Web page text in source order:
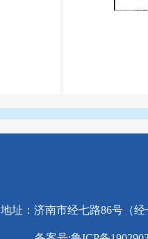
地址：济南市经七路86号（经